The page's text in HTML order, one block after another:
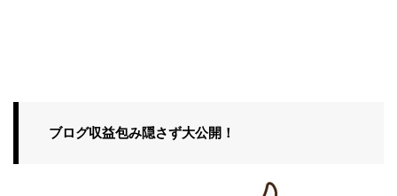
ブログ収益包み隠さず大公開！